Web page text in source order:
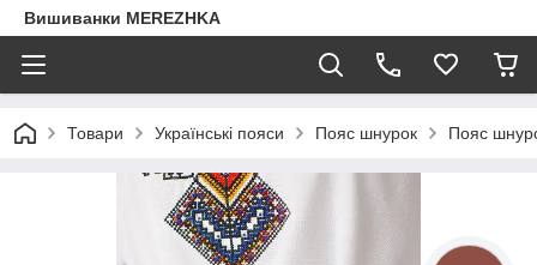
Вишиванки MEREZHKA
Товари Українські пояси Пояс шнурок Пояс